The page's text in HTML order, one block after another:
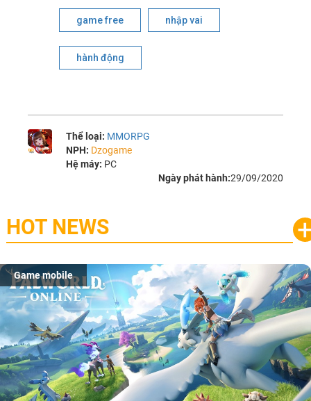
game free nhập vai
hành động
Thể loại: MMORPG
NPH: Dzogame
Hệ máy: PC
Ngày phát hành:29/09/2020
HOT NEWS
Game mobile